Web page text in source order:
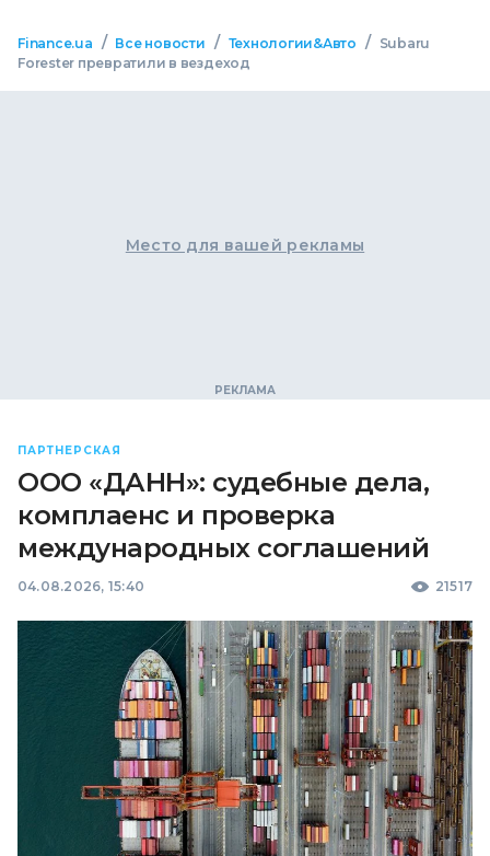
Finance.ua / Все новости / Технологии&Авто /
Subaru
Forester превратили в вездеход
Место для вашей рекламы
ПАРТНЕРСКАЯ
ООО «ДАНН»: судебные дела,
комплаенс и проверка
международных соглашений
04.08.2026, 15:40 21517